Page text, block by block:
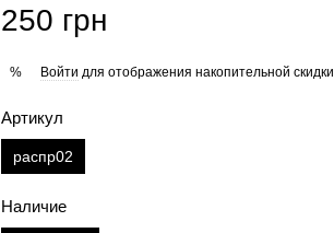
250 грн
% Войти для отображения накопительной скидки
Артикул
распр02
Наличие